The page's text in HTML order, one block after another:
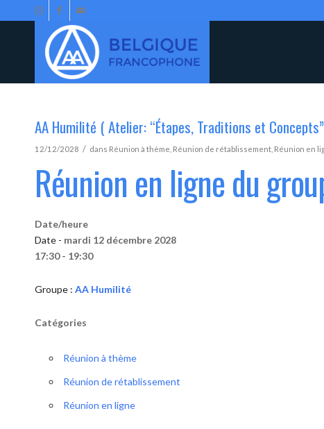
AA Humilité ( Atelier: “Étapes, Traditions et
12/12/2028 / dans Réunion à thème Réunion de rétablissement Réunion en
Réunion en ligne du
Date/heure
Date - mardi 12 décembre 2028
17:30 - 19:30
Groupe : AA Humilité
Catégories
Réunion à thème
Réunion de rétablissement
Réunion en ligne